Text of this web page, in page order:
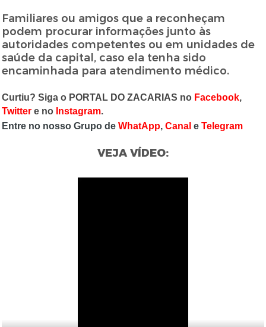
Familiares ou amigos que a reconheçam
podem procurar informações junto às
autoridades competentes ou em unidades de
saúde da capital, caso ela tenha sido
encaminhada para atendimento médico.
Curtiu? Siga o PORTAL DO ZACARIAS no Facebook,
Twitter e no Instagram.
Entre no nosso Grupo deWhatApp,Canal eTelegram
VEJA VÍDEO: